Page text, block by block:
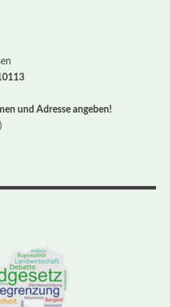
und Adresse angeben!